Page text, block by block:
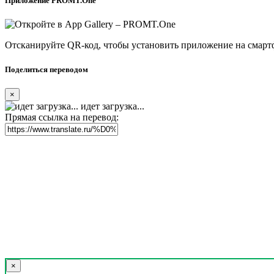
Отсканируйте QR-код, чтобы установить приложение на
Поделиться переводом
×
идет загрузка...
Прямая ссылка на перевод:
×